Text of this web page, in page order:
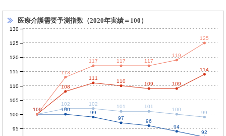
医療介護需要予測指数（2020年実績＝100）
100 100
99
97
96
94
92
100
102 102
101 101
100
99
100
108
111
110
109 109
114
100
113
117 117 117
119
125
95
100
105
110
115
120
125
130